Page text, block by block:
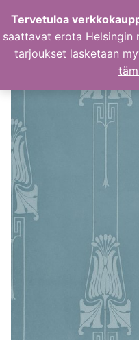
sisältöön
Tervetuloa
saattavat erota Helsingin
tarjoukset lasketaan